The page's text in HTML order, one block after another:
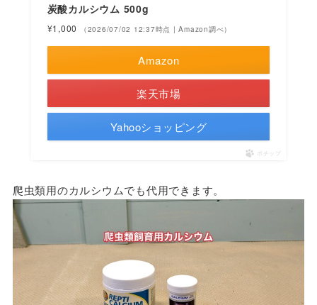
炭酸カルシウム 500g
¥1,000 （2026/07/02 12:37時点 | Amazon調べ）
Amazon
楽天市場
Yahooショッピング
ポチップ
爬虫類用のカルシウムでも代用できます。